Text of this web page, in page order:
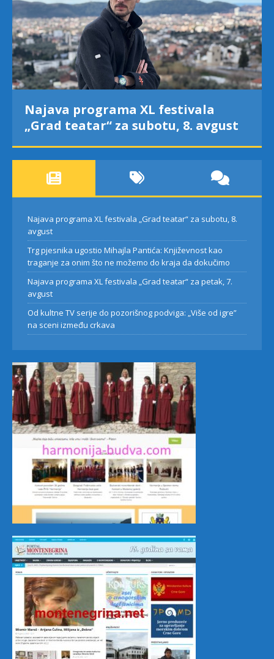
Najava programa XL festivala
„Grad teatar“ za subotu, 8. avgust
Najava programa XL festivala „Grad teatar“ za subotu, 8.
avgust
Trg pjesnika ugostio Mihajla Pantića: Književnost kao
traganje za onim što ne možemo do kraja da dokučimo
Najava programa XL festivala „Grad teatar“ za petak, 7.
avgust
Od kultne TV serije do pozorišnog podviga: „Više od igre”
na sceni između crkava